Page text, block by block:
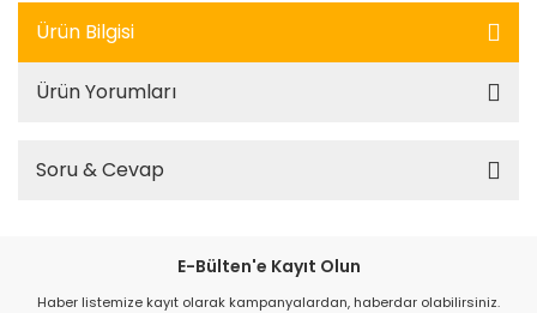
Ürün Bilgisi
Ürün Yorumları
Soru & Cevap
E-Bülten'e Kayıt Olun
Haber listemize kayıt olarak kampanyalardan, haberdar olabilirsiniz.